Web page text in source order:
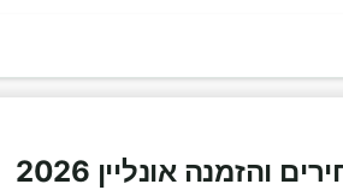
אונליין 2026